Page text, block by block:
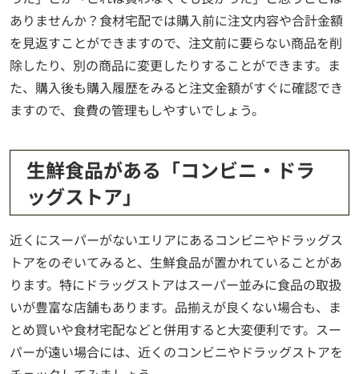
ありませんか？食材宅配では購入前に注文内容や合計金額
を見返すことができますので、注文前に要らない商品を削
除したり、別の商品に変更したりすることができます。ま
た、購入後も購入履歴をみると注文金額がすぐに確認でき
ますので、食費の管理もしやすいでしょう。
生鮮食品がある「コンビニ・ドラ
ッグストア」
近くにスーパーがないエリアにあるコンビニやドラッグス
トアをのぞいてみると、生鮮食品が置かれていることがあ
ります。特にドラッグストアはスーパー並みに食品の取扱
いが豊富な店舗もあります。品揃えが良くない場合も、ま
とめ買いや食材宅配などと併用すると大変便利です。スー
パーが遠い場合には、近くのコンビニやドラッグストアを